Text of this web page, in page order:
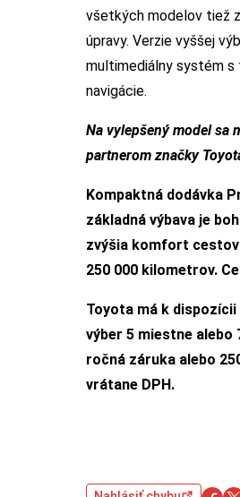
všetkých modelov tiež
úpravy. Verzie vyššej
multimediálny systém s
navigácie.
Na vylepšený model sa
partnerom značky
Kompaktná dodávka
základná výbava je
zvýšia komfort
250 000 kilometrov.
Toyota má k
výber 5 miestne alebo
ročná záruka alebo
vrátane DPH.